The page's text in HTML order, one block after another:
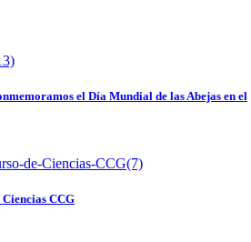
el Día Mundial de las Abejas en el
CCG